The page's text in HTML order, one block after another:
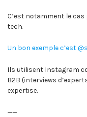
C’est notamment le
tech.
Un bon exemple c’est
Ils utilisent Instagram
B2B (interviews
expertise.
——